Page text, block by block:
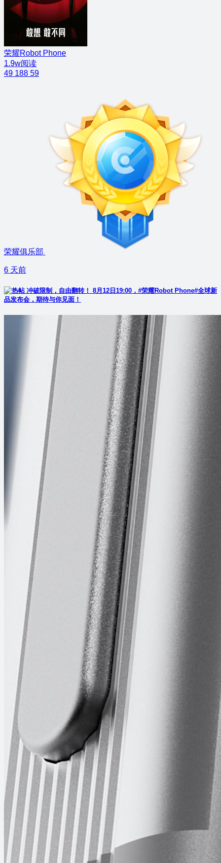
荣耀Robot Phone
1.9w阅读
49 188 59
荣耀俱乐部
6 天前
冲破限制，自由翻转！ 8月12日19:00，#荣耀Robot Phone#全球新
品发布会，期待与你见面！